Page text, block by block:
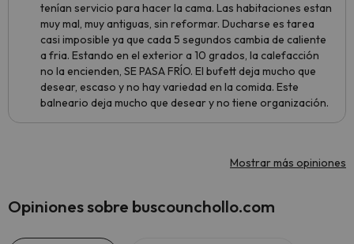
tenían servicio para hacer la cama. Las habitaciones estan
muy mal, muy antiguas, sin reformar. Ducharse es tarea
casi imposible ya que cada 5 segundos cambia de caliente
a fria. Estando en el exterior a 10 grados, la calefacción
no la encienden, SE PASA FRÍO. El bufett deja mucho que
desear, escaso y no hay variedad en la comida. Este
balneario deja mucho que desear y no tiene organización.
Mostrar más opiniones
Opiniones sobre buscounchollo.com